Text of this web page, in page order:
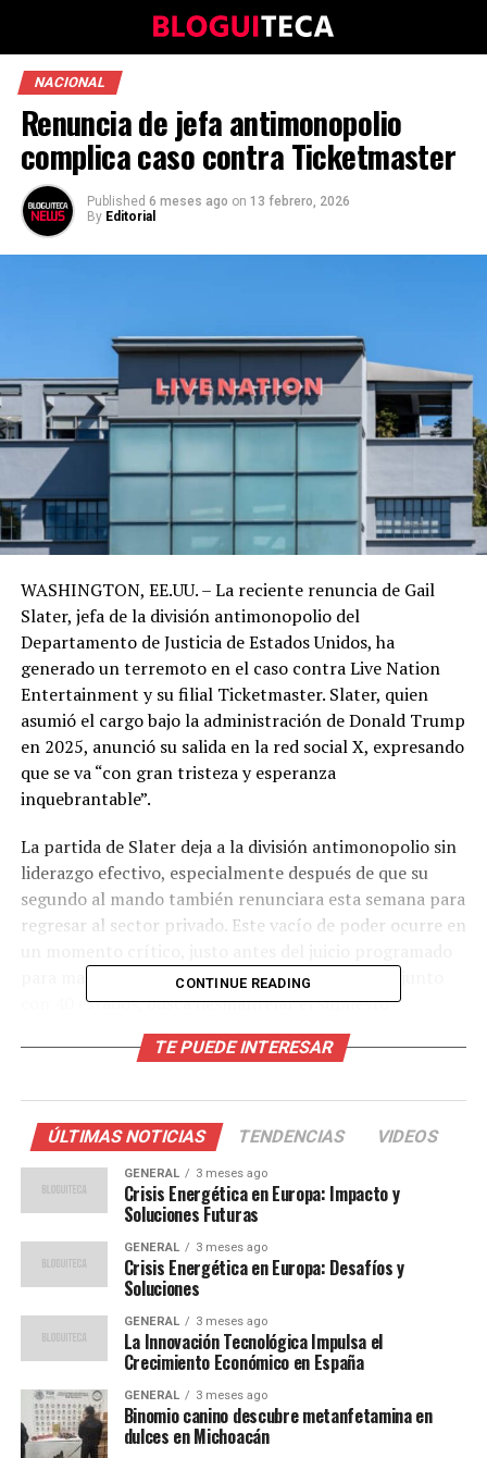
NACIONAL
Renuncia de jefa antimonopolio
complica caso contra Ticketmaster
Published 6 meses ago on 13 febrero, 2026
By Editorial
WASHINGTON, EE.UU. – La reciente renuncia de Gail
Slater, jefa de la división antimonopolio del
Departamento de Justicia de Estados Unidos, ha
generado un terremoto en el caso contra Live Nation
Entertainment y su filial Ticketmaster. Slater, quien
asumió el cargo bajo la administración de Donald Trump
en 2025, anunció su salida en la red social X, expresando
que se va “con gran tristeza y esperanza
inquebrantable”.
La partida de Slater deja a la división antimonopolio sin
liderazgo efectivo, especialmente después de que su
segundo al mando también renunciara esta semana para
regresar al sector privado. Este vacío de poder ocurre en
para marzo, donde el Departamento de Justicia, junto
con 40 estados, busca desmantelar el supuesto
monopolio de Live Nation sobre la industria del
entretenimiento en vivo.
El Caso Live Nation-
Ticketmaster
El caso contra Live Nation, iniciado en mayo de 2024
durante la administración de Joe Biden, alega que la
compañía ha establecido un monopolio ilegal. Según las
acusaciones, Live Nation obliga a los centros de
represalias contra aquellos que optan por servicios de
venta de entradas de la competencia.
La situación se complica aún más con informes de que
ejecutivos de Live Nation han negociado directamente
CONTINUE READING
TE PUEDE INTERESAR
ÚLTIMAS NOTICIAS TENDENCIAS VIDEOS
GENERAL 3 meses ago
Crisis Energética en Europa: Impacto y
Soluciones Futuras
GENERAL 3 meses ago
Crisis Energética en Europa: Desafíos y
Soluciones
GENERAL 3 meses ago
La Innovación Tecnológica Impulsa el
Crecimiento Económico en España
GENERAL 3 meses ago
Binomio canino descubre metanfetamina en
dulces en Michoacán